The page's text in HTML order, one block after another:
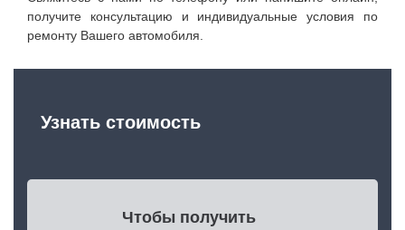
получите консультацию и индивидуальные условия по
ремонту Вашего автомобиля.
Узнать стоимость
Чтобы получить